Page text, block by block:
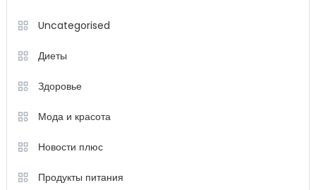
Uncategorised
Диеты
Здоровье
Мода и красота
Новости плюс
Продукты питания